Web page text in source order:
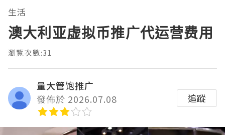
生活
澳大利亚虚拟币推广代运营费用
瀏覽次數:31
量大管饱推广
發佈於 2026.07.08
追蹤